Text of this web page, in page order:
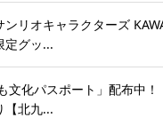
リオキャラクターズ
グッ...
文化パスポート」配布中
【北九...